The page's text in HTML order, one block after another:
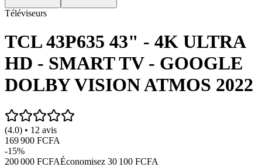
Téléviseurs
TCL 43P635 43" - 4K ULTRA
HD - SMART TV - GOOGLE
DOLBY VISION ATMOS 2022
(4.0) • 12 avis
169 900 FCFA
-15%
200 000 FCFAÉconomisez 30 100 FCFA